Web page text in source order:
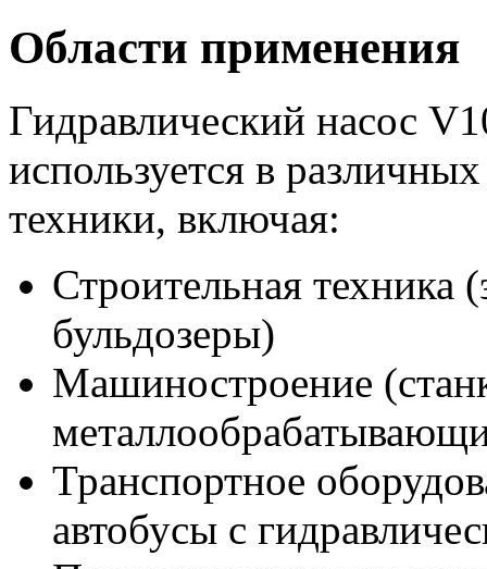
Области применения
Гидравлический насос
используется в
техники, включая:
Строительная техника
бульдозеры)
Машиностроение
Транспортное
автобусы с